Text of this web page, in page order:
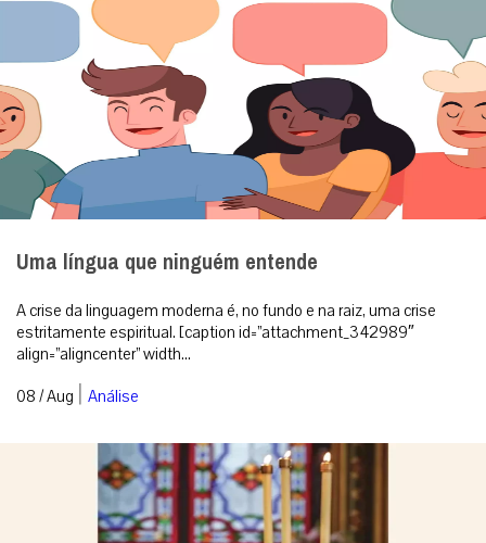
Uma língua que ninguém entende
A crise da linguagem moderna é, no fundo e na raiz, uma crise
estritamente espiritual. [caption id=”attachment_342989″
align=”aligncenter” width...
08 / Aug | Análise